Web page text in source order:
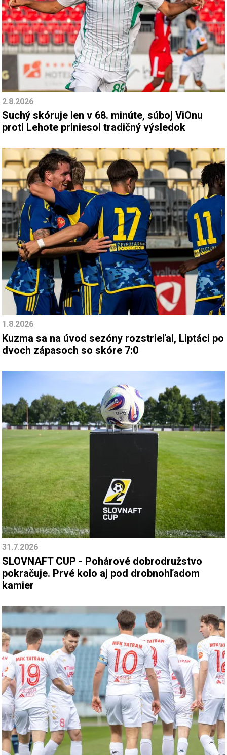
2.8.2026
Suchý skóruje len v 68. minúte, súboj ViOnu
proti Lehote priniesol tradičný výsledok
1.8.2026
Kuzma sa na úvod sezóny rozstrieľal, Liptáci po
dvoch zápasoch so skóre 7:0
31.7.2026
SLOVNAFT CUP - Pohárové dobrodružstvo
pokračuje. Prvé kolo aj pod drobnohľadom
kamier